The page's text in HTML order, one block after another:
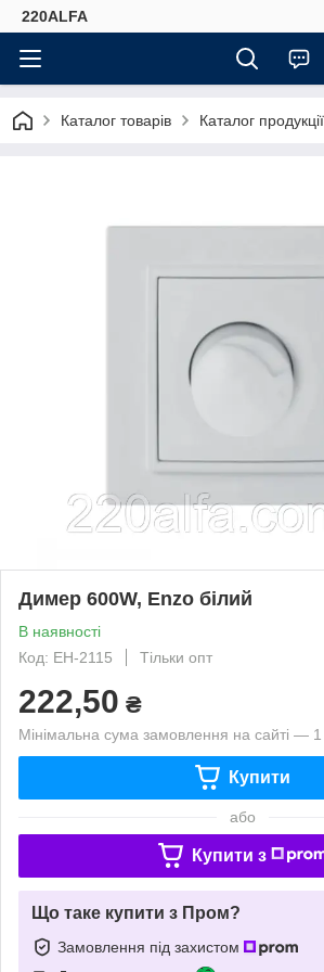
220ALFA
Каталог товарів Каталог продукції
Димер 600W, Enzo білий
В наявності
Код: EH-2115
Тільки опт
222,50 ₴
Мінімальна сума замовлення на сайті —
Купити
або
Купити з
Що таке купити з Пром?
Замовлення під захистом